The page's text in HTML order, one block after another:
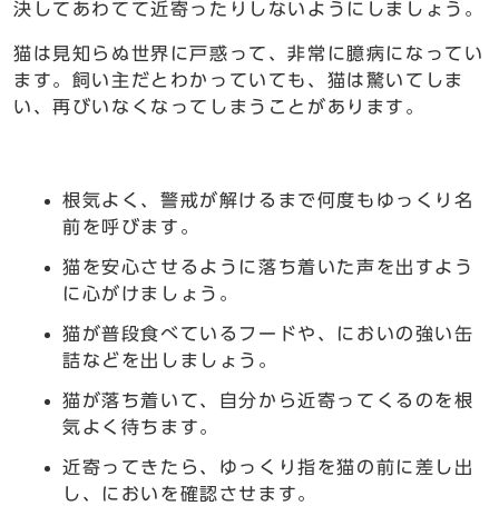
決してあわてて近寄ったりしないようにしましょう。
猫は見知らぬ世界に戸惑って、非常に臆病になってい
ます。飼い主だとわかっていても、猫は驚いてしま
い、再びいなくなってしまうことがあります。
根気よく、警戒が解けるまで何度もゆっくり名
前を呼びます。
猫を安心させるように落ち着いた声を出すよう
に心がけましょう。
猫が普段食べているフードや、においの強い缶
詰などを出しましょう。
猫が落ち着いて、自分から近寄ってくるのを根
気よく待ちます。
近寄ってきたら、ゆっくり指を猫の前に差し出
し、においを確認させます。